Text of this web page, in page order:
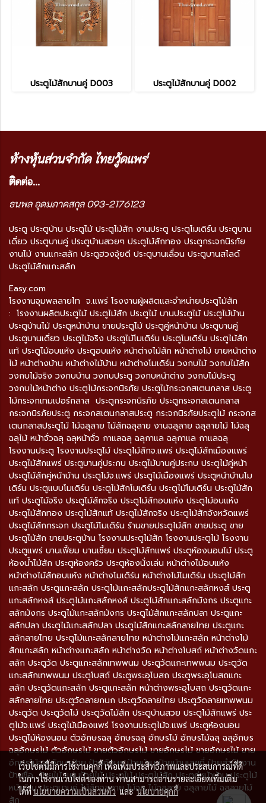
ประตูไม้สักบานคู่ D003 ประตูไม้สักบานคู่ D002
ห้างหุ้นส่วนจำกัด ไทยวู้ดแพร่
ติดต่อ...
ธนพล อุดมภาคสกุล 093-2176123
ประตู ประตูบ้าน ประตูไม้ ประตูไม้สัก งานประตู ประตูโมเดิร์น ประตูบาน
เดี่ยว ประตูบานคู่ ประตูบ้านสวยๆ ประตูไม้สักทอง ประตูกระจกนิรภัย
งานไม้ งานแกะสลัก ประตูฮวงจุ้ยดี ประตูบานเลื่อน ประตูบานสไลด์
ประตูไม้สักแกะสลัก
Easy.com
โรงงานจุมพลลายไท จ.แพร่ โรงงานผู้ผลิตและจำหน่ายประตูไม้สัก
: โรงงานผลิตประตูไม้ ประตูไม้สัก ประตูไม้ บานประตูไม้ ประตูไม้บ้าน
ประตูบ้านไม้ ประตูหน้าบ้าน ขายประตูไม้ ประตูคู่หน้าบ้าน ประตูบานคู่
ประตูบานเดี่ยว ประตูไม้จริง ประตูไม้โมเดิร์น ประตูโมเดิร์น ประตูไม้สัก
แท้ ประตูไม้อบแห้ง ประตูอบแห้ง หน้าต่างไม้สัก หน้าต่างไม้ ขายหน้าต่าง
ไม้ หน้าต่างบ้าน หน้าต่างไม้บ้าน หน้าต่างโมเดิร์น วงกบไม้ วงกบไม้สัก
วงกบไม้จริง วงกบบ้าน วงกบประตู วงกบหน้าต่าง วงกบไม้ประตู
วงกบไม้หน้าต่าง ประตูไม้กระจกนิรภัย ประตูไม้กระจกสเตนกลาส ประตู
ไม้กระจกเทมเปอร์กลาส ประตูกระจกนิรภัย ประตูกระจกสเตนกลาส
กระจกนิรภัยประตู กระจกสเตนกลาสประตู กระจกนิรภัยประตูไม้ กระจกส
เตนกลาสประตูไม้ ไม้ฉลุลาย ไม้สักฉลุลาย งานฉลุลาย ฉลุลายไม้ ไม้ฉลุ
ฉลุไม้ หน้าจั่วฉลุ ฉลุหน้าจั่ว กาแลฉลุ ฉลุกาแล ฉลุกาแล กาแลฉลุ
โรงงานประตู โรงงานประตูไม้ ประตูไม้สักจ.แพร่ ประตูไม้สักเมืองแพร่
ประตูไม้สักแพร่ ประตูบานคู่ประกบ ประตูไม้บานคู่ประกบ ประตูไม้คู่หน้า
ประตูไม้สักคู่หน้าบ้าน ประตูไม้จ.แพร่ ประตูไม้เมืองแพร่ ประตูหน้าบ้านโม
เดิร์น ประตูแบบโมเดิร์น ประตูไม้สักโมเดิร์น ประตูไม้โมเดิร์น ประตูไม้สัก
แท้ ประตูไม้จริง ประตูไม้สักจริง ประตูไม้สักอบแห้ง ประตูไม้อบแห้ง
ประตูไม้สักทอง ประตูไม้สักแท้ ประตูไม้สักจริง ประตูไม้สักจังหวัดแพร่
ประตูไม้สักกระจก ประตูไม้โมเดิร์น ร้านขายประตูไม้สัก ขายประตู ขาย
ประตูไม้สัก ขายประตูบ้าน โรงงานประตูไม้สัก โรงงานประตูไม้ โรงงาน
ประตูแพร่ บานเฟี้ยม บานเซี้ยม ประตูไม้สักแพร่ ประตูห้องนอนไม้ ประตู
ห้องน้ำไม้สัก ประตูห้องครัว ประตูห้องนั่งเล่น หน้าต่างไม้อบแห้ง
หน้าต่างไม้สักอบแห้ง หน้าต่างโมเดิร์น หน้าต่างไม้โมเดิร์น ประตูไม้สัก
แกะสลัก ประตูแกะสลัก ประตูไม้แกะสลักประตูไม้สักแกะสลักหงส์ ประตู
แกะสลักหงส์ ประตูไม้แกะสลักหงส์ ประตูไม้สักแกะสลักมังกร ประตูแกะ
สลักมังกร ประตูไม้แกะสลักมังกร ประตูไม้สักแกะสลักปลา ประตูแกะ
สลักปลา ประตูไม้แกะสลักปลา ประตูไม้สักแกะสลักลายไทย ประตูแกะ
สลักลายไทย ประตูไม้แกะสลักลายไทย หน้าต่างไม้แกะสลัก หน้าต่างไม้
สักแกะสลัก หน้าต่างแกะสลัก หน้าต่างวัด หน้าต่างโบสถ์ หน้าต่างวัดแกะ
สลัก ประตูวัด ประตูแกะสลักเทพพนม ประตูวัดแกะเทพพนม ประตูวัด
แกะสลักเทพพนม ประตูโบสถ์ ประตูพระอุโบสถ ประตูพระอุโบสถแกะ
สลัก ประตูวัดแกะสลัก ประตูแกะสลัก หน้าต่างพระอุโบสถ ประตูวัดแกะ
สลักลายไทย ประตูวัดลายกนก ประตูวัดลายไทย ประตูวัดลายเทพพนม
ประตูวัด ประตูวัดไม้ ประตูวัดไม้สัก ประตูบ้านสวย ประตูไม้สักแพร่ ประ
ตูไม้จ.แพร่ ประตูไม้เมืองแพร่ โรงงานประตูไม้จ.แพร่ ประตูห้องนอน
ประตูไม้ห้องนอน ตัวอักษรฉลุ อักษรฉลุ อักษรไม้ อักษรไม้ฉลุ ฉลุอักษร
ฉลุอักษรไม้ ตัวอักษรไม้ ขายตัวอักษรไม้ ขายอักษรไม้ ขายอักษรไม้ ขาย
อักษรไม้ฉลุ อักษรป้าย ป้ายอักษร ป้ายบ้าน ป้ายบ้านเลขที่ ป้ายสำนักงาน
ป้ายชื่อ ป้ายไม้ แผ่นป้ายไม้ ประตูไม้ ประตูไม้สัก ประตูคู่หน้าบ้าน ประตูไม้
หน้าบ้าน ประตูบานคู่ ไม้สักฉลุลาย ไม้ฉลุ ไม้ฉลุลาย ฉลุลายไม้ ฉลุลายไม้
สัก
เว็บไซต์นี้มีการใช้งานคุกกี้ เพื่อเพิ่มประสิทธิภาพและประสบการณ์ที่ดี
ในการใช้งานเว็บไซต์ของท่าน ท่านสามารถอ่านรายละเอียดเพิ่มเติม
ได้ที่นโยบายความเป็นส่วนตัว และนโยบายคุกกี้